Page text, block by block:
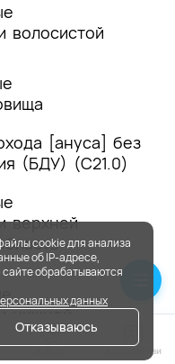
волосистой
[ануса] без
(БДУ) (C21.0)
верхней
нижней
cookie для анализа
об IP-адресе,
сайте обрабатываются
данных
Отказываюсь